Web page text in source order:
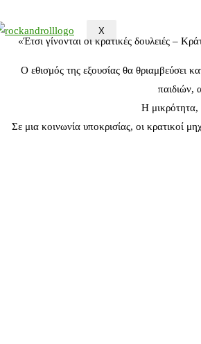
X
«Έτσι γίνονται οι κρατικές δουλειές –
Ο εθισμός της εξουσίας θα θριαμβεύσει
παιδιών,
Η μικρότητα,
Σε μια κοινωνία υποκρισίας, οι κρατικοί